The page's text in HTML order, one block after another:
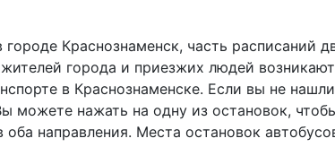
Краснознаменск, часть расписаний
города и приезжих людей
в Краснознаменске. Если вы не
можете нажать на одну из остановок,
направления. Места остановок